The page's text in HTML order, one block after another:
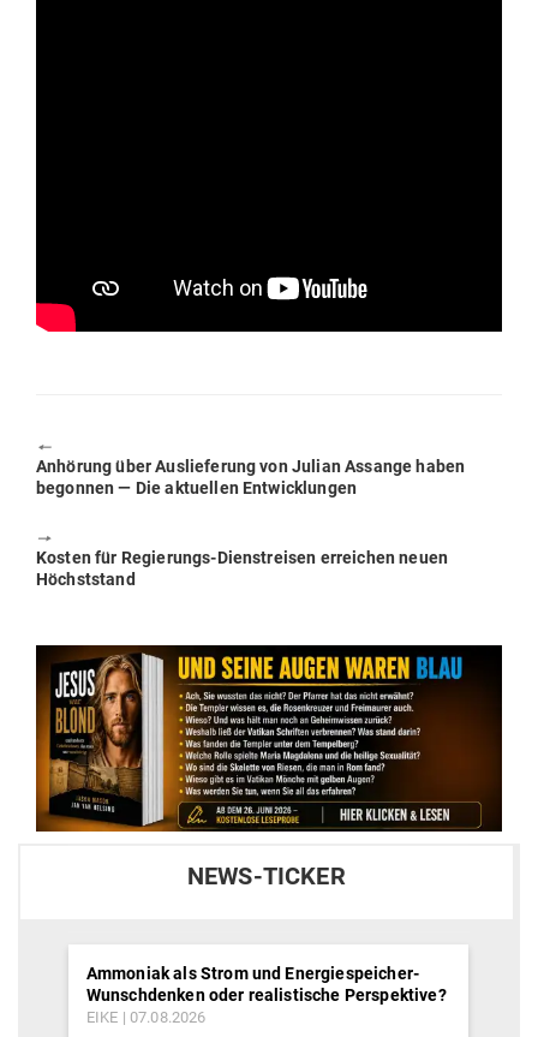
🠔
Previous
post:
Anhörung über Aus­lie­ferung von Julian Assange haben
begonnen — Die aktu­ellen Entwicklungen
🠖
Next
post:
Kosten für Regie­rungs-Dienst­reisen erreichen neuen
Höchststand
NEWS-TICKER
Ammoniak als Strom und Energiespeicher-
Wunschdenken oder realistische Perspektive?
EIKE 07.08.2026